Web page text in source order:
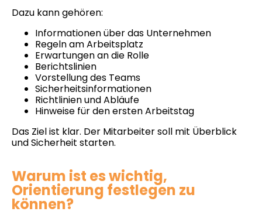
Dazu kann gehören:
Informationen über das Unternehmen
Regeln am Arbeitsplatz
Erwartungen an die Rolle
Berichtslinien
Vorstellung des Teams
Sicherheitsinformationen
Richtlinien und Abläufe
Hinweise für den ersten Arbeitstag
Das Ziel ist klar. Der Mitarbeiter soll mit Überblick
und Sicherheit starten.
Warum ist es wichtig,
Orientierung festlegen zu
können?